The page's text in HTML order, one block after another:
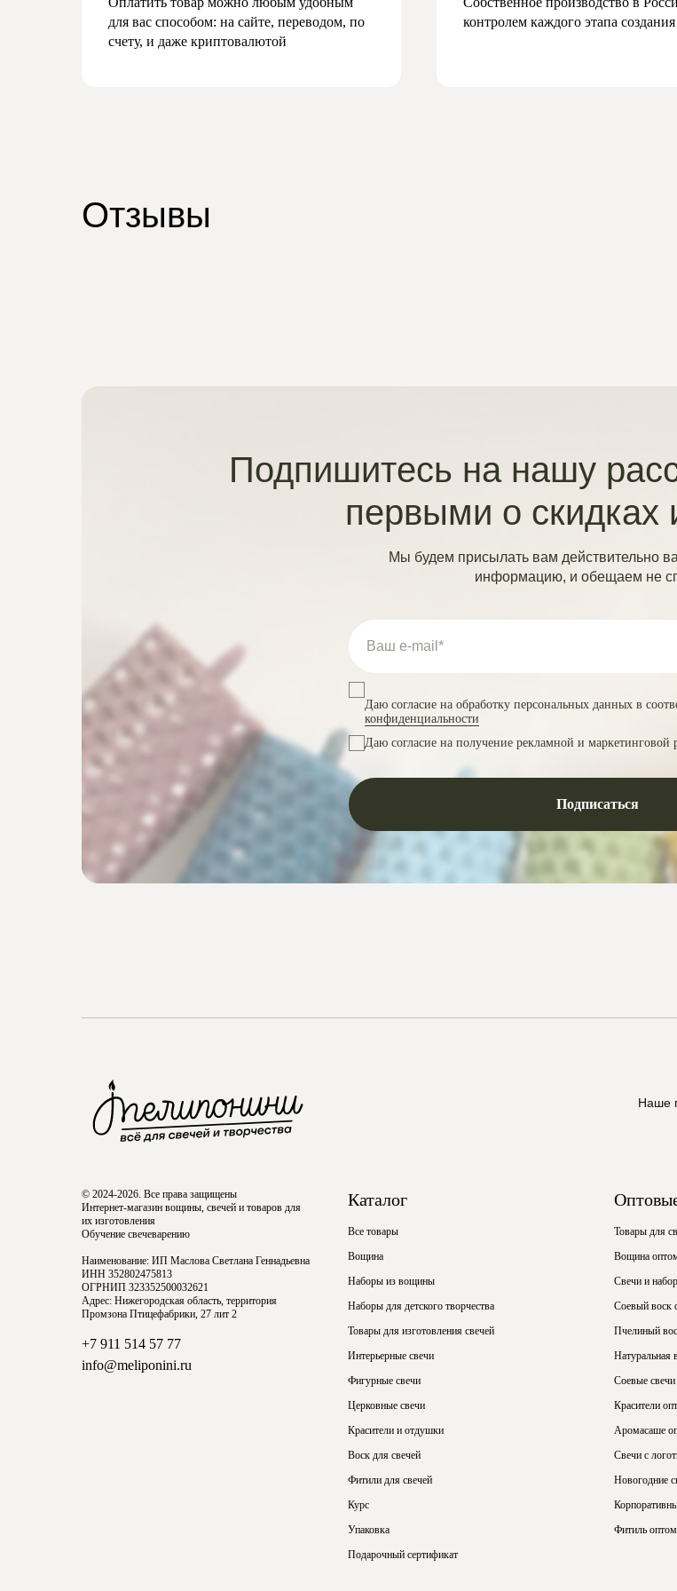
для вас способом: на сайте, переводом, по
счету, и даже криптовалютой
контролем каждого этапа
Отзывы
Мы будем присылать вам действительно
информацию, и обещаем не
Подпишитесь на нашу
первыми о скидках
Даю согласие на обработку персональных данных в
конфиденциальности
Даю согласие на получение рекламной и маркетинговой
Подписаться
Наше
© 2024-2026. Все права защищены
Интернет-магазин вощины, свечей и товаров для
их изготовления
Обучение свечеварению
Наименование: ИП Маслова Светлана Геннадьевна
ИНН 352802475813
ОГРНИП 323352500032621
Адрес: Нижегородская область, территория
Промзона Птицефабрики, 27 лит 2
+7 911 514 57 77
info@meliponini.ru
Каталог
Все товары
Вощина
Наборы из вощины
Наборы для детского творчества
Товары для изготовления свечей
Интерьерные свечи
Фигурные свечи
Церковные свечи
Красители и отдушки
Воск для свечей
Фитили для свечей
Курс
Упаковка
Подарочный сертификат
Товары для
Вощина
Свечи и
Соевый воск
Пчелиный
Натуральная
Соевые
Красители
Аромасаше
Свечи с
Новогодние
Фитиль оптом